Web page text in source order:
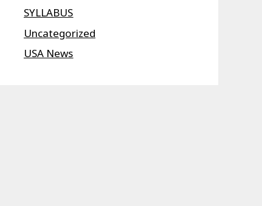
SYLLABUS
Uncategorized
USA News